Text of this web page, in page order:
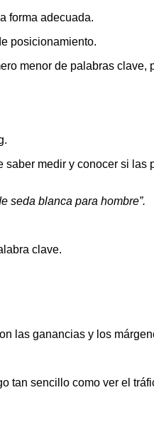
forma adecuada.
posicionamiento.
menor de palabras clave,
medir y conocer si las
seda blanca para hombre”.
clave.
las ganancias y los
tan sencillo como ver el